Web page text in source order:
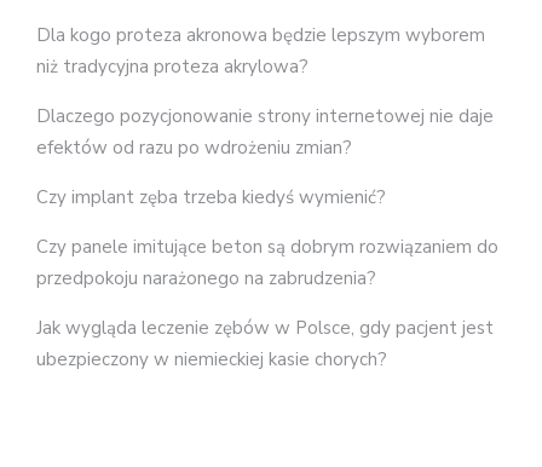
Dla kogo proteza akronowa będzie lepszym wyborem
niż tradycyjna proteza akrylowa?
Dlaczego pozycjonowanie strony internetowej nie daje
efektów od razu po wdrożeniu zmian?
Czy implant zęba trzeba kiedyś wymienić?
Czy panele imitujące beton są dobrym rozwiązaniem do
przedpokoju narażonego na zabrudzenia?
Jak wygląda leczenie zębów w Polsce, gdy pacjent jest
ubezpieczony w niemieckiej kasie chorych?